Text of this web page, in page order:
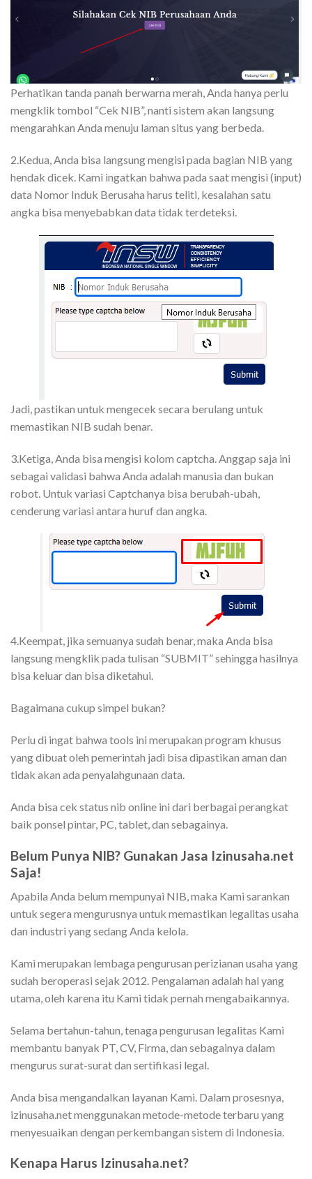
Perhatikan tanda panah berwarna merah, Anda hanya perlu
mengklik tombol “Cek NIB”, nanti sistem akan langsung
mengarahkan Anda menuju laman situs yang berbeda.
2.Kedua, Anda bisa langsung mengisi pada bagian NIB yang
hendak dicek. Kami ingatkan bahwa pada saat mengisi (input)
data Nomor Induk Berusaha harus teliti, kesalahan satu
angka bisa menyebabkan data tidak terdeteksi.
Jadi, pastikan untuk mengecek secara berulang untuk
memastikan NIB sudah benar.
3.Ketiga, Anda bisa mengisi kolom captcha. Anggap saja ini
sebagai validasi bahwa Anda adalah manusia dan bukan
robot. Untuk variasi Captchanya bisa berubah-ubah,
cenderung variasi antara huruf dan angka.
4.Keempat, jika semuanya sudah benar, maka Anda bisa
langsung mengklik pada tulisan “SUBMIT” sehingga hasilnya
bisa keluar dan bisa diketahui.
Bagaimana cukup simpel bukan?
Perlu di ingat bahwa tools ini merupakan program khusus
yang dibuat oleh pemerintah jadi bisa dipastikan aman dan
tidak akan ada penyalahgunaan data.
Anda bisa cek status nib online ini dari berbagai perangkat
baik ponsel pintar, PC, tablet, dan sebagainya.
Belum Punya NIB? Gunakan Jasa Izinusaha.net
Saja!
Apabila Anda belum mempunyai NIB, maka Kami sarankan
untuk segera mengurusnya untuk memastikan legalitas usaha
dan industri yang sedang Anda kelola.
Kami merupakan lembaga pengurusan perizianan usaha yang
sudah beroperasi sejak 2012. Pengalaman adalah hal yang
utama, oleh karena itu Kami tidak pernah mengabaikannya.
Selama bertahun-tahun, tenaga pengurusan legalitas Kami
membantu banyak PT, CV, Firma, dan sebagainya dalam
mengurus surat-surat dan sertifikasi legal.
Anda bisa mengandalkan layanan Kami. Dalam prosesnya,
izinusaha.net menggunakan metode-metode terbaru yang
menyesuaikan dengan perkembangan sistem di Indonesia.
Kenapa Harus Izinusaha.net?